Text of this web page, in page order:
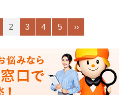
2 3 4 5 ››